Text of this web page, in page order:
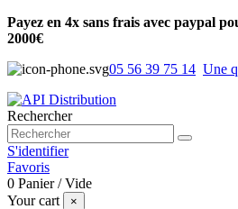
Payez en 4x sans frais avec paypal
2000€
05 56 39 75 14 Une
Rechercher
S'identifier
Favoris
0 Panier /Vide
Your cart
×